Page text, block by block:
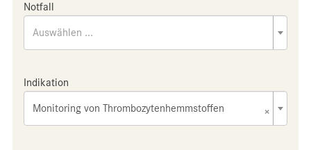
Notfall
Auswählen ...
Indikation
×
Monitoring von Thrombozytenhemmstoffen